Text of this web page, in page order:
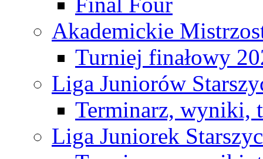
Akademickie
Turniej finałowy
Liga Juniorów
Terminarz, wyniki,
Liga Juniorek